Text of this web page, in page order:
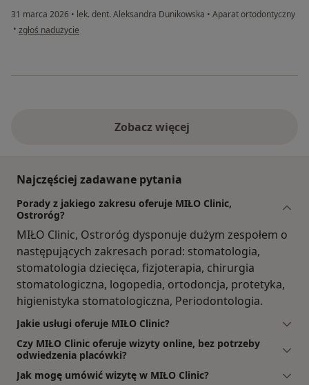
31 marca 2026 • lek. dent. Aleksandra Dunikowska • Aparat ortodontyczny
• w opinii użytkownika Wiktoria
zgłoś nadużycie
Zobacz więcej
Najczęściej zadawane pytania
Porady z jakiego zakresu oferuje MIŁO Clinic,
Ostroróg?
MIŁO Clinic, Ostroróg dysponuje dużym zespołem o
następujących zakresach porad: stomatologia,
stomatologia dziecięca, fizjoterapia, chirurgia
stomatologiczna, logopedia, ortodoncja, protetyka,
higienistyka stomatologiczna, Periodontologia.
Jakie usługi oferuje MIŁO Clinic?
Czy MIŁO Clinic oferuje wizyty online, bez potrzeby
odwiedzenia placówki?
Jak mogę umówić wizytę w MIŁO Clinic?